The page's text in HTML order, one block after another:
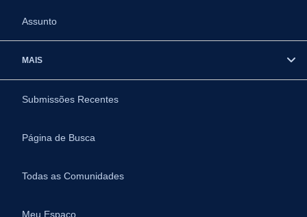
Assunto
MAIS
Submissões Recentes
Página de Busca
Todas as Comunidades
Meu Espaço